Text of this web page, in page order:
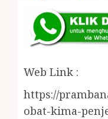
Web Link :
https://
obat-kima-